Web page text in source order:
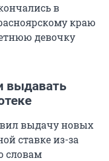
в
краю
девочку
выдавать
выдачу новых
ставке из-за
словам